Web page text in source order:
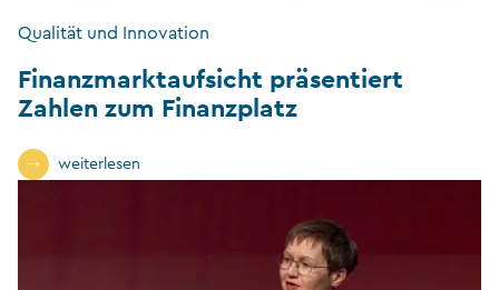
Qualität und Innovation
Finanzmarktaufsicht präsentiert
Zahlen zum Finanzplatz
weiterlesen